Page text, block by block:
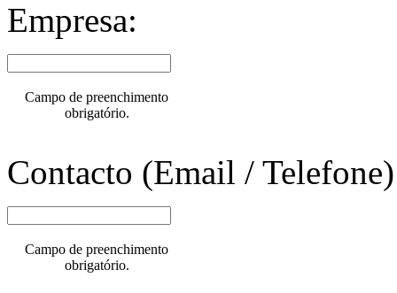
Empresa:
Campo de preenchimento
obrigatório.
Contacto (Email /
Campo de preenchimento
obrigatório.